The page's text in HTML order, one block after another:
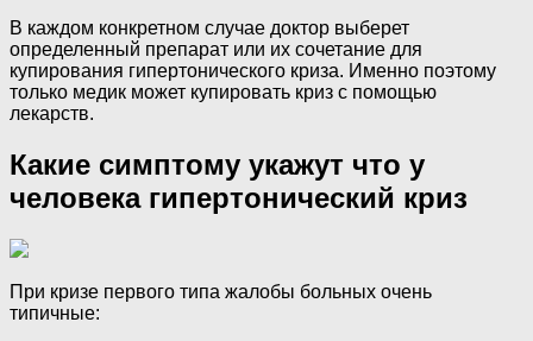
В каждом конкретном случае доктор выберет
определенный препарат или их сочетание для
купирования гипертонического криза. Именно поэтому
только медик может купировать криз с помощью
лекарств.
Какие симптому укажут что у
человека гипертонический криз
При кризе первого типа жалобы больных очень
типичные: